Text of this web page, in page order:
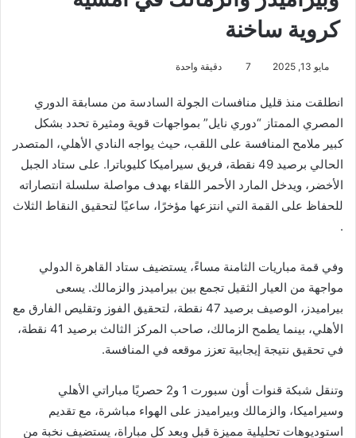
كروية ساخنة
مايو 13, 2025 7 دقيقة واحدة
انطلقت منذ قليل منافسات الجولة السادسة من مسابقة الدوري
المصري الممتاز “دوري نايل” بمواجهات قوية ومثيرة تحدد بشكل
كبير ملامح المنافسة على اللقب، حيث يواجه النادي الأهلي، المتصدر
الحالي برصيد 49 نقطة، فريق سيراميكا كليوباترا. على ستاد الجبل
الأخضر، ويدخل المارد الأحمر اللقاء بهدف مواصلة سلسلة انتصاراته
للحفاظ على القمة التي انتزعها مؤخرًا، ساعيًا لتحقيق النقاط الثلاث
.
وفي قمة مباريات الثامنة مساءً، يستضيف ستاد القاهرة الدولي
مواجهة من العيار الثقيل تجمع بين بيراميدز والزمالك. يسعى
بيراميدز، الوصيف برصيد 47 نقطة، لتحقيق الفوز وتقليص الفارق مع
الأهلي، بينما يطمح الزمالك، صاحب المركز الثالث برصيد 41 نقطة،
في تحقيق نتيجة إيجابية تعزز موقعه في المنافسة.
وتنقل شبكة قنوات أون سبورت 1 و2 حصريًا مباراتي الأهلي
وسيراميكا، والزمالك وبيراميدز على الهواء مباشرة، مع تقديم
استوديوهات تحليلية مميزة قبل وبعد كل مباراة، يستضيف نخبة من